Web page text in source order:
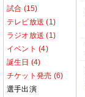
試合 (15)
テレビ放送 (1)
ラジオ放送 (1)
イベント (4)
誕生日 (4)
チケット発売 (6)
選手出演